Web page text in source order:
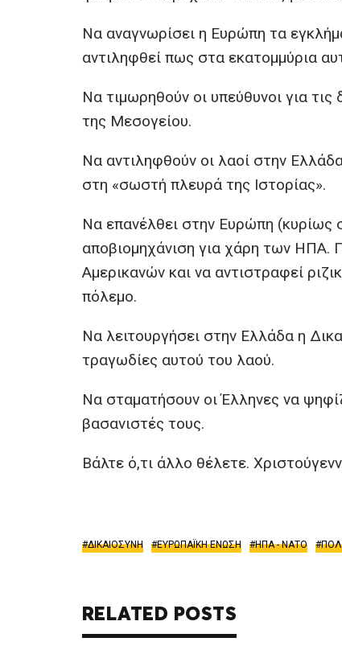
Να αναγνωρίσει η Ευρώπη τα
αντιληφθεί πως στα εκατομμύρια
Να τιμωρηθούν οι υπεύθυνοι για
της Μεσογείου.
Να αντιληφθούν οι λαοί στην
στη «σωστή πλευρά της Ιστορίας».
Να επανέλθει στην Ευρώπη (κυρίως
αποβιομηχάνιση για χάρη των ΗΠΑ.
Αμερικανών και να αντιστραφεί
πόλεμο.
Να λειτουργήσει στην Ελλάδα η
τραγωδίες αυτού του λαού.
Να σταματήσουν οι Έλληνες να
βασανιστές τους.
Βάλτε ό,τι άλλο θέλετε.
ΔΙΚΑΙΟΣΥΝΗ ΕΥΡΩΠΑΪΚΗ ΕΝΩΣΗ ΗΠΑ - ΝΑΤΟ
RELATED POSTS